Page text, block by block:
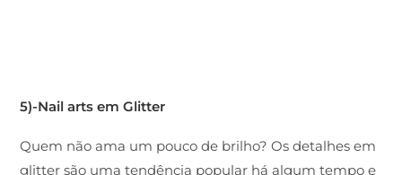
5)-Nail arts em Glitter
Quem não ama um pouco de brilho? Os detalhes em
glitter são uma tendência popular há algum tempo e